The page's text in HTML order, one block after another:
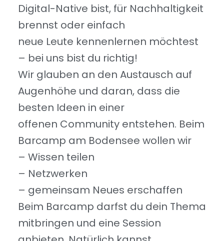
Digital-Native bist, für Nachhaltigkeit
brennst oder einfach
neue Leute kennenlernen möchtest
– bei uns bist du richtig!
Wir glauben an den Austausch auf
Augenhöhe und daran, dass die
besten Ideen in einer
offenen Community entstehen. Beim
Barcamp am Bodensee wollen wir
– Wissen teilen
– Netzwerken
– gemeinsam Neues erschaffen
Beim Barcamp darfst du dein Thema
mitbringen und eine Session